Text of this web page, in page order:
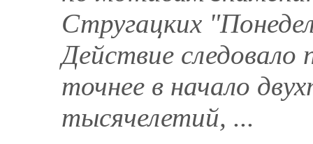
Стругацких
Действие следовало
точнее в начало
тысячелетий, ...